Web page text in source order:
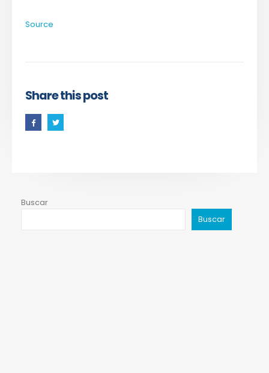
Source
Share this post
Buscar
Buscar